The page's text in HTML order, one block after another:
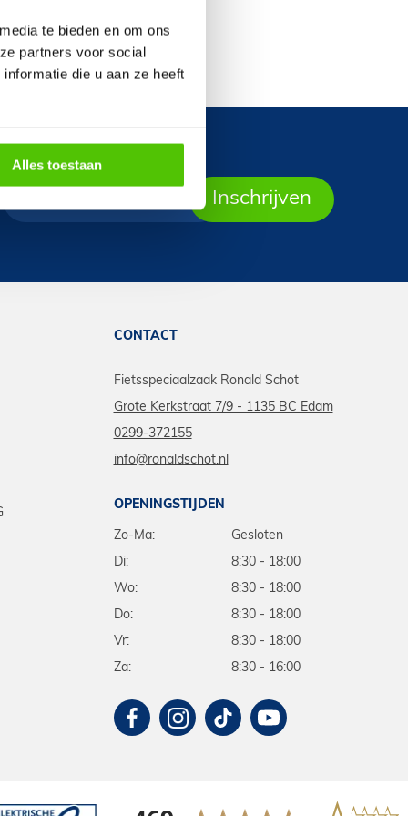
te bieden en om ons
partners voor social
die u aan ze heeft
Alles toestaan
CONTACT
Fietsspeciaalzaak Ronald Schot
Grote Kerkstraat 7/9 - 1135 BC Edam
0299-372155
info@ronaldschot.nl
OPENINGSTIJDEN
Zo-Ma:
Gesloten
Di:
8:30 - 18:00
Wo:
8:30 - 18:00
Do:
8:30 - 18:00
Vr:
8:30 - 18:00
Za:
8:30 - 16:00